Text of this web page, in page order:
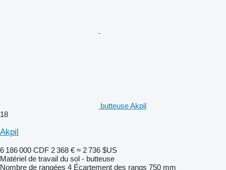
butteuse Akpil
18
Akpil
6 186 000 CDF 2 368 € ≈ 2 736 $US
Matériel de travail du sol - butteuse
Nombre de rangées 4 Écartement des rangs 750 mm